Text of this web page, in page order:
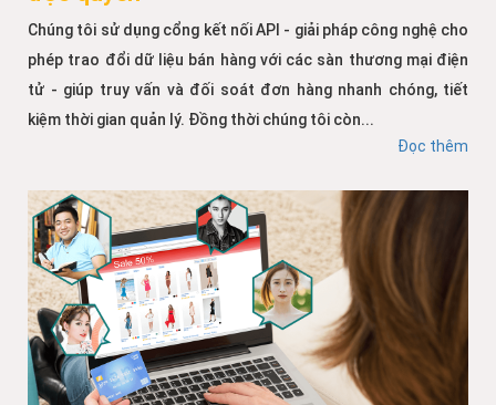
Chúng tôi sử dụng cổng kết nối API - giải pháp công nghệ cho
phép trao đổi dữ liệu bán hàng với các sàn thương mại điện
tử - giúp truy vấn và đối soát đơn hàng nhanh chóng, tiết
kiệm thời gian quản lý. Đồng thời chúng tôi còn...
Đọc thêm